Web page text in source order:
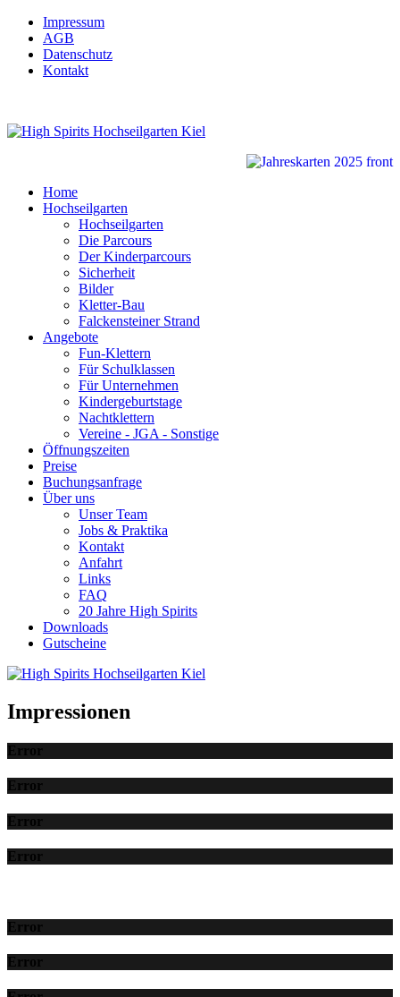
Impressum
AGB
Datenschutz
Kontakt
Home
Hochseilgarten
Hochseilgarten
Die Parcours
Der Kinderparcours
Sicherheit
Bilder
Kletter-Bau
Falckensteiner Strand
Angebote
Fun-Klettern
Für Schulklassen
Für Unternehmen
Kindergeburtstage
Nachtklettern
Vereine - JGA - Sonstige
Öffnungszeiten
Preise
Buchungsanfrage
Über uns
Unser Team
Jobs & Praktika
Kontakt
Anfahrt
Links
FAQ
20 Jahre High Spirits
Downloads
Gutscheine
Impressionen
Error
Error
Error
Error
Error
Error